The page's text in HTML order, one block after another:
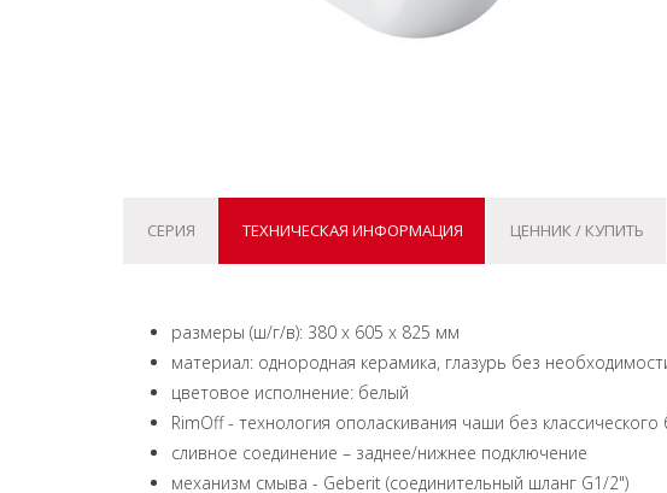
СЕРИЯ ТЕХНИЧЕСКАЯ ИНФОРМАЦИЯ ЦЕННИК / КУПИТЬ
размеры (ш/г/в): 380 x 605 x 825 мм
материал: однородная керамика, глазурь без
цветовое исполнение: белый
RimOff - технология ополаскивания чаши без классического
сливное соединение – заднее/нижнее подключение
механизм смыва - Geberit (соединительный шланг G1/2")